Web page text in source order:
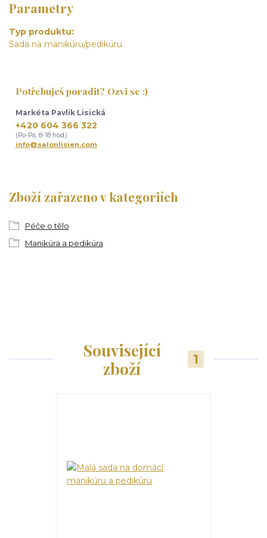
Parametry
Typ produktu
Sada na manikúru/pedikúru
Zboží zařazeno v kategoriích
Péče o tělo
Manikúra a pedikúra
Potřebuješ poradit? Ozvi se :)
Markéta Pavlík Lisická
+420 604 366 322
(Po-Pá, 8-18 hod.)
info@salonlisien.com
Související
zboží
1